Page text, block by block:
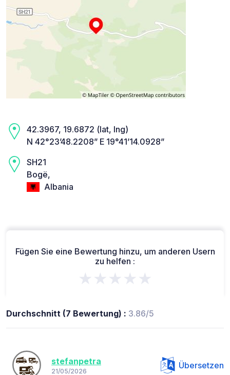
42.3967, 19.6872 (lat, lng)
N 42°23’48.2208” E 19°41’14.0928”
SH21
Bogë,
Albania
Fügen Sie eine Bewertung hinzu, um anderen Usern
zu helfen :
★★★★★
Durchschnitt (7 Bewertung) : 3.86/5
stefanpetra
21/05/2026
Übersetzen